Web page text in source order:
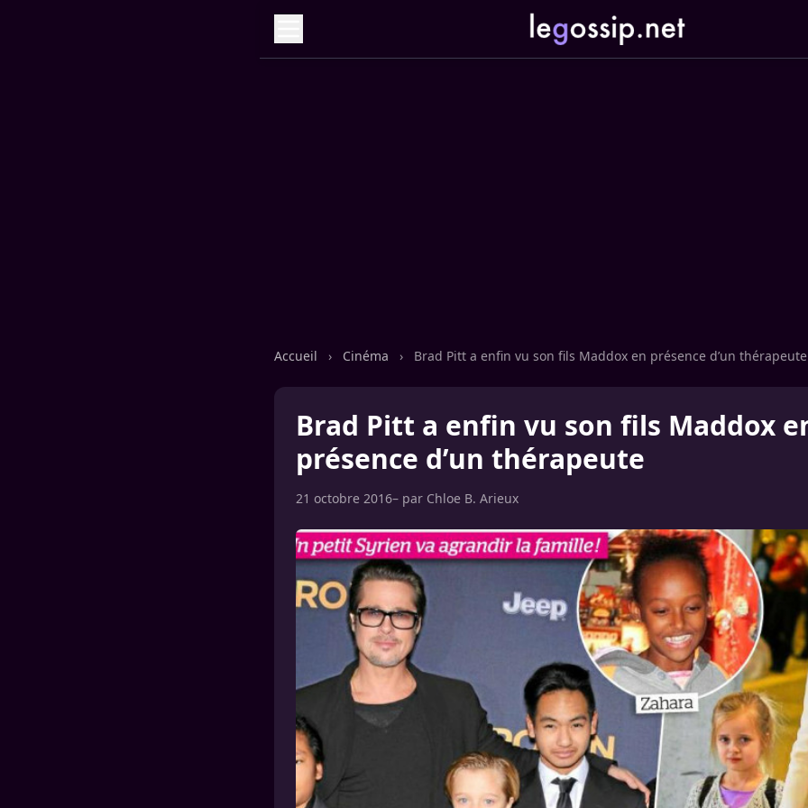
Accueil › Cinéma › Brad Pitt a enfin vu son fils Maddox en présence d’un thérapeute
Brad Pitt a enfin vu son fils Maddox
présence d’un thérapeute
21 octobre 2016– par Chloe B. Arieux